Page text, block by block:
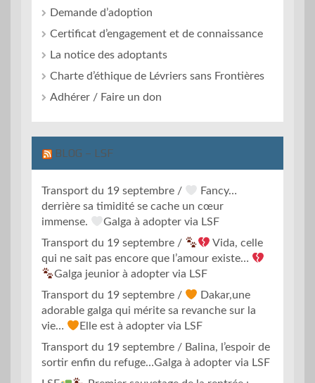
Demande d’adoption
Certificat d’engagement et de connaissance
La notice des adoptants
Charte d’éthique de Lévriers sans Frontières
Adhérer / Faire un don
BLOG – LSF
Transport du 19 septembre /
Fancy…
derrière sa timidité se cache un cœur
immense.
Galga à adopter via LSF
Transport du 19 septembre /
Vida, celle
qui ne sait pas encore que l’amour existe…
Galga jeunior à adopter via LSF
Transport du 19 septembre /
Dakar,une
adorable galga qui mérite sa revanche sur la
vie…
Elle est à adopter via LSF
Transport du 19 septembre / Balina, l’espoir de
sortir enfin du refuge…Galga à adopter via LSF